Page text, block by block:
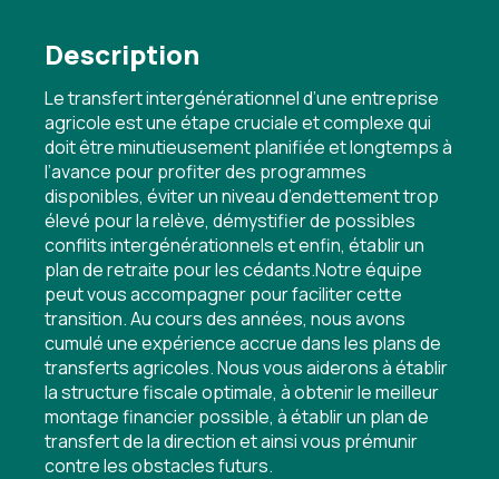
Description
Le transfert intergénérationnel d’une entreprise
agricole est une étape cruciale et complexe qui
doit être minutieusement planifiée et longtemps à
l’avance pour profiter des programmes
disponibles, éviter un niveau d’endettement trop
élevé pour la relève, démystifier de possibles
conflits intergénérationnels et enfin, établir un
plan de retraite pour les cédants.Notre équipe
peut vous accompagner pour faciliter cette
transition. Au cours des années, nous avons
cumulé une expérience accrue dans les plans de
transferts agricoles. Nous vous aiderons à établir
la structure fiscale optimale, à obtenir le meilleur
montage financier possible, à établir un plan de
transfert de la direction et ainsi vous prémunir
contre les obstacles futurs.